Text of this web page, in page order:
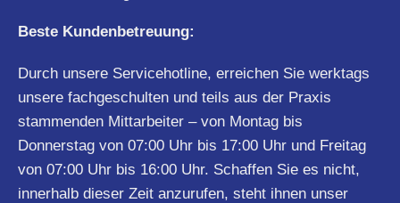
Beste Kundenbetreuung:
Durch unsere Servicehotline, erreichen Sie werktags
unsere fachgeschulten und teils aus der Praxis
stammenden Mittarbeiter – von Montag bis
Donnerstag von 07:00 Uhr bis 17:00 Uhr und Freitag
von 07:00 Uhr bis 16:00 Uhr. Schaffen Sie es nicht,
innerhalb dieser Zeit anzurufen, steht ihnen unser